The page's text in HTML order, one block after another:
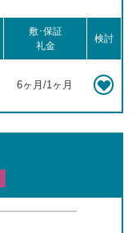
敷･保証
礼金
検討
6ヶ月/1ヶ月